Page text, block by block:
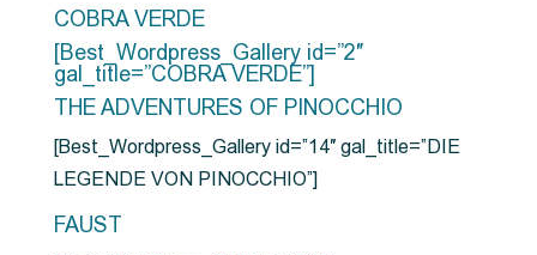
COBRA VERDE
[Best_Wordpress_Gallery id=”2″
gal_title=”COBRA VERDE”]
THE ADVENTURES OF PINOCCHIO
[Best_Wordpress_Gallery id=”14″ gal_title=”DIE
LEGENDE VON PINOCCHIO”]
FAUST